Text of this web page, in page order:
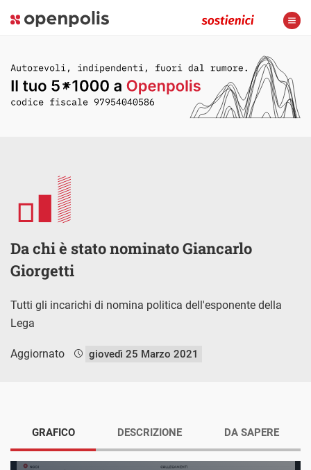
Da chi è stato nominato Giancarlo
Giorgetti
Tutti gli incarichi di nomina politica dell'esponente della
Lega
Aggiornato giovedì 25 Marzo 2021
GRAFICO DESCRIZIONE DA SAPERE